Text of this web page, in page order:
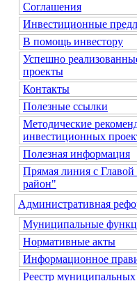
Соглашения
Инвестиционные
В помощь инвестору
Успешно
проекты
Контакты
Полезные ссылки
Методические
инвестиционных
Полезная информация
Прямая линия с
район"
Административная
Муниципальные
Нормативные акты
Информационное
Реестр муниципальных